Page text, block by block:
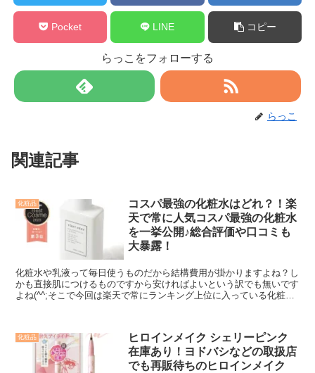
Pocket LINE コピー
らっこをフォローする
らっこ
関連記事
化粧品
コスパ最強の化粧水はどれ？！楽
天で常に人気コスパ最強の化粧水
を一挙公開♪総合評価や口コミも
大暴露！
化粧水や乳液って毎日使うものだから結構費用が掛かりますよね？し
かも直接肌につけるものですから安ければよいという訳でも無いです
よね(^^;そこで今回は楽天で常にランキング上位に入っている化粧水
化粧品
ヒロインメイク シェリーピンク
在庫あり！ヨドバシなどの取扱店
でも再販待ちのヒロインメイク